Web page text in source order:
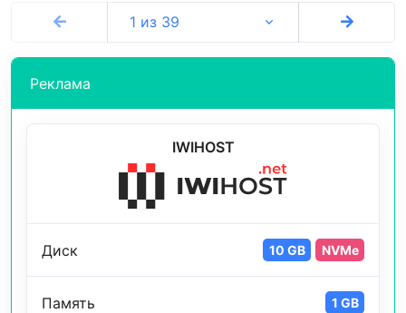
1 из 39
Реклама
IWIHOST
Диск 10 GB NVMe
Память 1 GB